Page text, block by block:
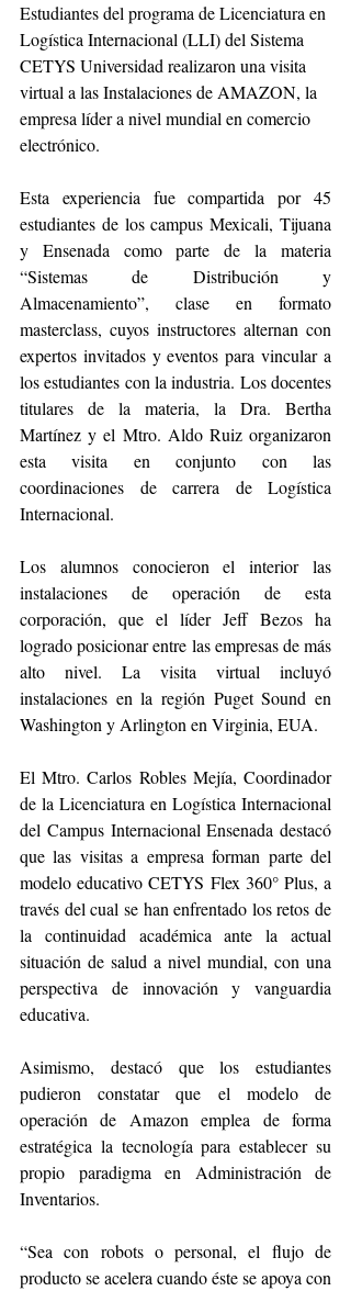
Estudiantes del programa de Licenciatura en
Logística Internacional (LLI) del Sistema
CETYS Universidad realizaron una visita
virtual a las Instalaciones de AMAZON, la
empresa líder a nivel mundial en comercio
electrónico.
Esta experiencia fue compartida por 45
estudiantes de los campus Mexicali, Tijuana
y Ensenada como parte de la materia
“Sistemas de Distribución y
Almacenamiento”, clase en formato
masterclass, cuyos instructores alternan con
expertos invitados y eventos para vincular a
los estudiantes con la industria. Los docentes
titulares de la materia, la Dra. Bertha
Martínez y el Mtro. Aldo Ruiz organizaron
esta visita en conjunto con las
coordinaciones de carrera de Logística
Internacional.
Los alumnos conocieron el interior las
instalaciones de operación de esta
corporación, que el líder Jeff Bezos ha
logrado posicionar entre las empresas de más
alto nivel. La visita virtual incluyó
instalaciones en la región Puget Sound en
Washington y Arlington en Virginia, EUA.
El Mtro. Carlos Robles Mejía, Coordinador
de la Licenciatura en Logística Internacional
del Campus Internacional Ensenada destacó
que las visitas a empresa forman parte del
modelo educativo CETYS Flex 360° Plus, a
través del cual se han enfrentado los retos de
la continuidad académica ante la actual
situación de salud a nivel mundial, con una
perspectiva de innovación y vanguardia
educativa.
Asimismo, destacó que los estudiantes
pudieron constatar que el modelo de
operación de Amazon emplea de forma
estratégica la tecnología para establecer su
propio paradigma en Administración de
Inventarios.
“Sea con robots o personal, el flujo de
producto se acelera cuando éste se apoya con